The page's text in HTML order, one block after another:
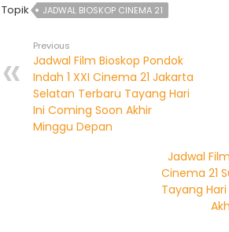
Topik JADWAL BIOSKOP CINEMA 21
Previous
Jadwal Film Bioskop Pondok
Indah 1 XXI Cinema 21 Jakarta
Selatan Terbaru Tayang Hari
Ini Coming Soon Akhir
Minggu Depan
Jadwal
Cinema 21
Tayang